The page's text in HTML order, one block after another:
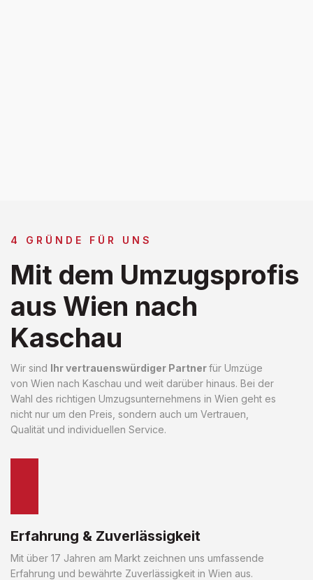
4 GRÜNDE FÜR UNS
Mit dem Umzugsprofis
aus Wien nach
Kaschau
Wir sind Ihr vertrauenswürdiger Partnerfür Umzüge
von Wien nach Kaschau und weit darüber hinaus. Bei der
Wahl des richtigen Umzugsunternehmens in Wien geht es
nicht nur um den Preis, sondern auch um Vertrauen,
Qualität und individuellen Service.
Erfahrung & Zuverlässigkeit
Mit über 17 Jahren am Markt zeichnen uns umfassende
Erfahrung und bewährte Zuverlässigkeit in Wien aus.